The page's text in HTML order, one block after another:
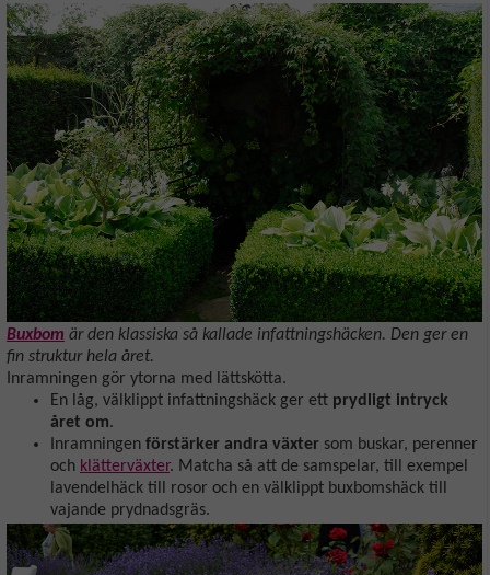
Buxbom är den klassiska så kallade infattningshäcken. Den ger en
fin struktur hela året.
Inramningen gör ytorna med lättskötta.
En låg, välklippt infattningshäck ger ett prydligt intryck
året om.
Inramningen förstärker andra växter som buskar, perenner
och klätterväxter. Matcha så att de samspelar, till exempel
lavendelhäck till rosor och en välklippt buxbomshäck till
vajande prydnadsgräs.